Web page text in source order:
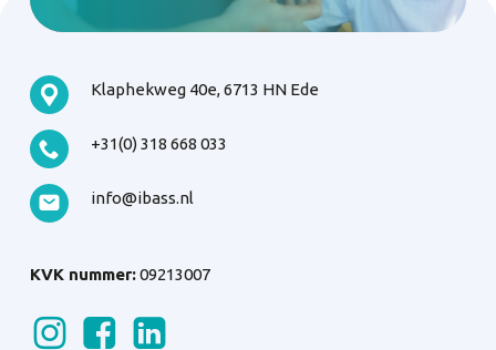
Klaphekweg 40e, 6713 HN Ede
+31(0) 318 668 033
info@ibass.nl
KVK nummer:09213007